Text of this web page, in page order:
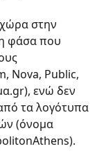
στην
φάσα που
Nova, Public,
ενώ δεν
τα λογότυπα
(όνομα